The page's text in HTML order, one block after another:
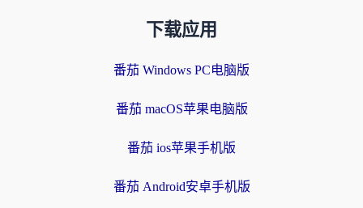
下载应用
番茄 Windows PC电脑版
番茄 macOS苹果电脑版
番茄 ios苹果手机版
番茄 Android安卓手机版